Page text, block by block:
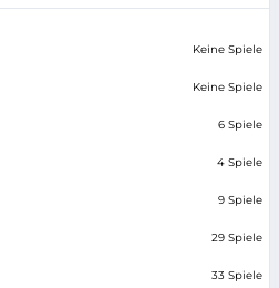
Keine Spiele
Keine Spiele
6 Spiele
4 Spiele
9 Spiele
29 Spiele
33 Spiele